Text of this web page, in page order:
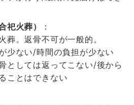
祀火葬）
：
葬。返骨不可が一般的。
少ない/時間の負担が少ない
としては返ってこない/後から
ことはできない